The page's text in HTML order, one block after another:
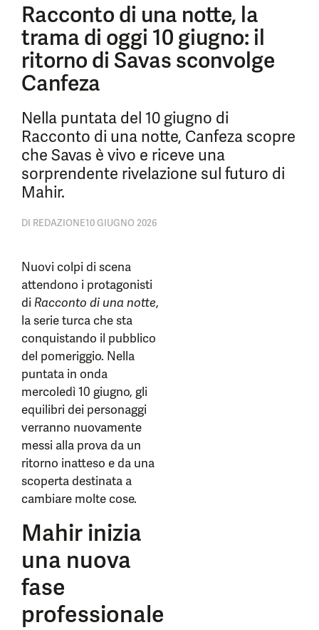
Racconto di una notte, la
trama di oggi 10 giugno: il
ritorno di Savas sconvolge
Canfeza
Nella puntata del 10 giugno di
Racconto di una notte, Canfeza scopre
che Savas è vivo e riceve una
sorprendente rivelazione sul futuro di
Mahir.
DI REDAZIONE10 GIUGNO 2026
Nuovi colpi di scena
attendono i protagonisti
di Racconto di una notte,
la serie turca che sta
conquistando il pubblico
del pomeriggio. Nella
puntata in onda
mercoledì 10 giugno, gli
equilibri dei personaggi
verranno nuovamente
messi alla prova da un
ritorno inatteso e da una
scoperta destinata a
cambiare molte cose.
Mahir inizia
una nuova
fase
professionale